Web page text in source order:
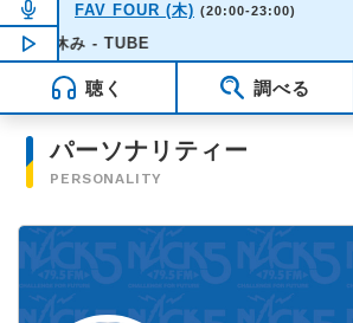
NOW ON AIR
FAV FOUR (木) (20:00-23:00)
NOW PLAYING
ー夏休み - TUBE
聴く 調べる
パーソナリティー
PERSONALITY